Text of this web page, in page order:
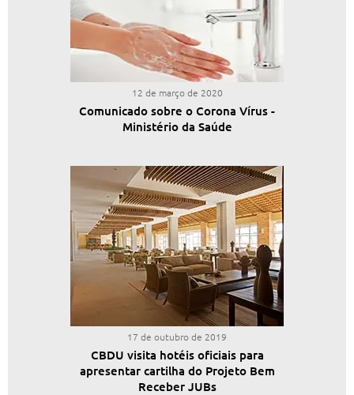
12 de março de 2020
Comunicado sobre o Corona Vírus -
Ministério da Saúde
17 de outubro de 2019
CBDU visita hotéis oficiais para
apresentar cartilha do Projeto Bem
Receber JUBs